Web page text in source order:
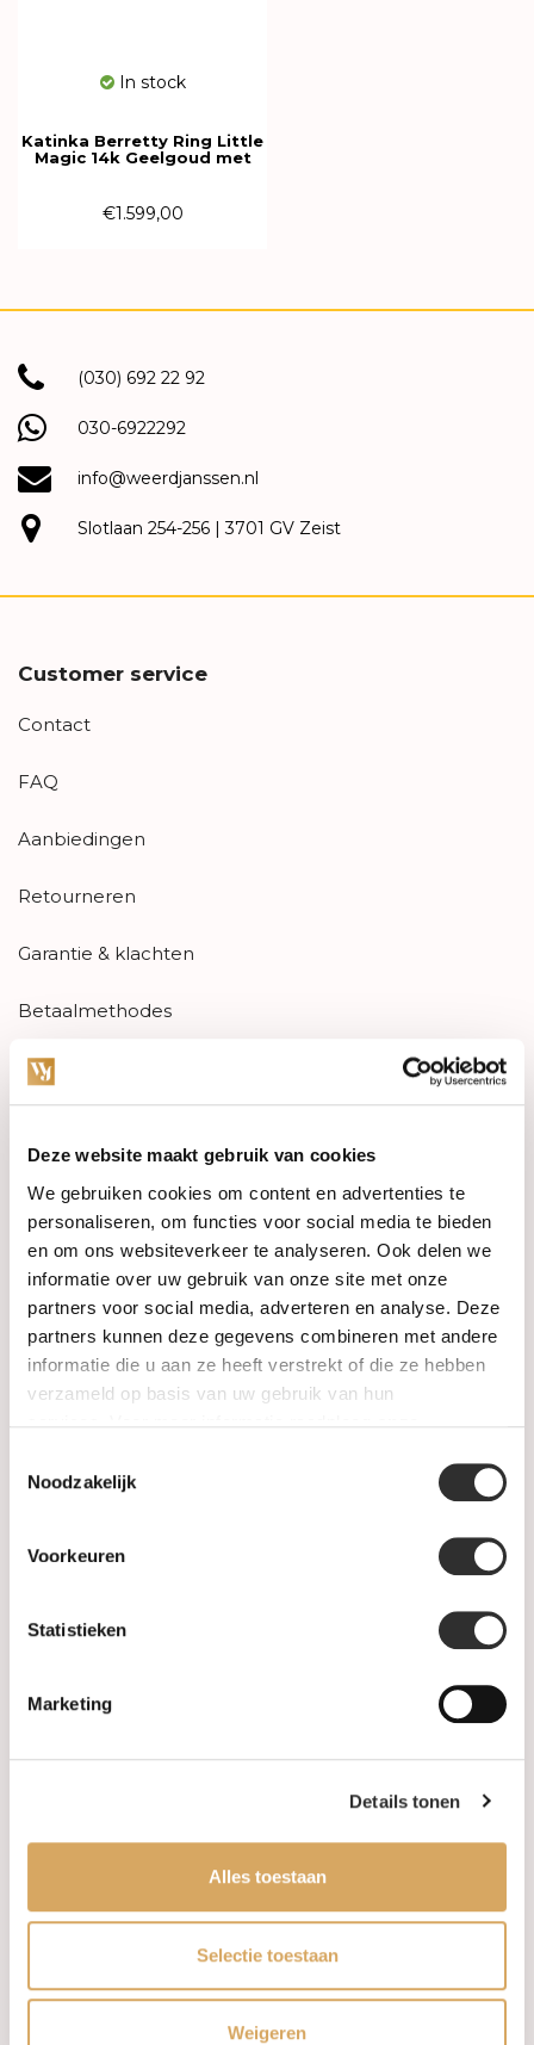
Deze website maakt gebruik van cookies
We gebruiken cookies om content en advertenties te
personaliseren, om functies voor social media te bieden
en om ons websiteverkeer te analyseren. Ook delen we
informatie over uw gebruik van onze site met onze
partners voor social media, adverteren en analyse. Deze
partners kunnen deze gegevens combineren met andere
informatie die u aan ze heeft verstrekt of die ze hebben
verzameld op basis van uw gebruik van hun
Noodzakelijk
Voorkeuren
Statistieken
Marketing
Details tonen
Alles toestaan
Selectie toestaan
Weigeren
In stock
Katinka Berretty Ring Little
Magic 14k Geelgoud met
€1.599,00
(030) 692 22 92
030-6922292
info@weerdjanssen.nl
Slotlaan 254-256 | 3701 GV Zeist
Customer service
Contact
FAQ
Aanbiedingen
Retourneren
Garantie & klachten
Betaalmethodes
Sitemap
Categories
Watches
Jewellery
Wedding rings
PRE-OWNED
Maatwerk
Leveringsvoorwaarden
Privacy Policy